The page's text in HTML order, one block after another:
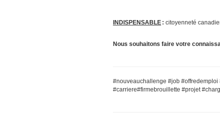
INDISPENSABLE : citoyenneté
Nous souhaitons faire votre
#nouveauchallenge #job
#carriere#firmebrouillette #projet